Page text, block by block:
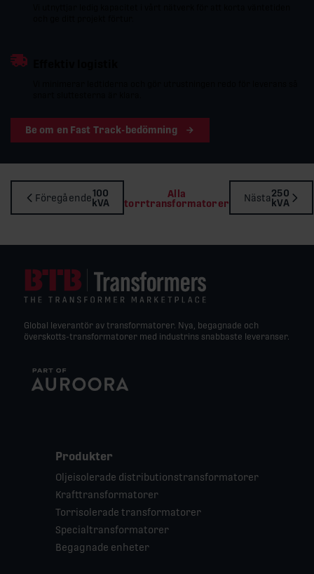
Be om en Fast Track-bedömning
Föregående100
kVA
Alla
torrtransformatorer
Nästa250
kVA
Global leverantör av transformatorer. Nya, begagnade och
överskotts-transformatorer med industrins snabbaste leveranser.
Produkter
Oljeisolerade distributionstransformatorer
Krafttransformatorer
Torrisolerade transformatorer
Specialtransformatorer
Begagnade enheter